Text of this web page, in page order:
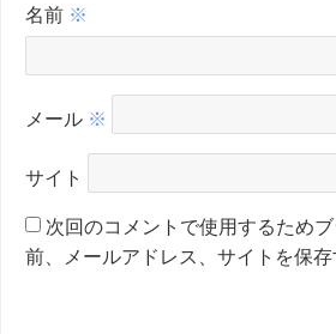
名前 ※
メール ※
サイト
次回のコメントで使用するため
前、メールアドレス、サイトを保存